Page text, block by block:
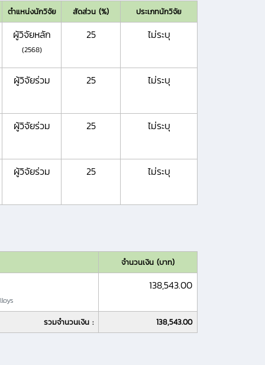
ตำแหน่งนักวิจัย สัดส่วน (%) ประเภทนักวิจัย
ผู้วิจัยหลัก
(2568)
25 ไม่ระบุ
ผู้วิจัยร่วม 25 ไม่ระบุ
ผู้วิจัยร่วม 25 ไม่ระบุ
ผู้วิจัยร่วม 25 ไม่ระบุ
จำนวนเงิน (บาท)
138,543.00
รวมจำนวนเงิน : 138,543.00